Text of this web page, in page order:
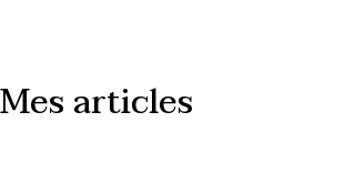
Mes articles